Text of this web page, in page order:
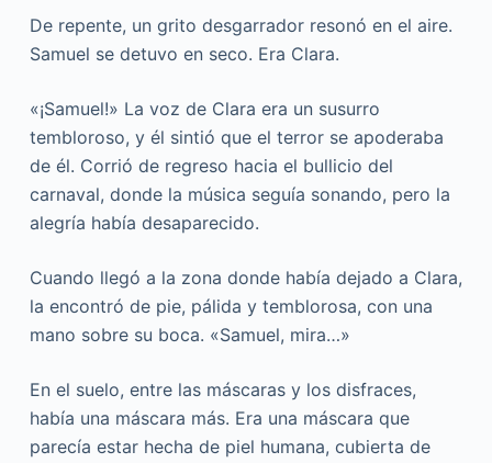
De repente, un grito desgarrador resonó en el aire.
Samuel se detuvo en seco. Era Clara.
«¡Samuel!» La voz de Clara era un susurro
tembloroso, y él sintió que el terror se apoderaba
de él. Corrió de regreso hacia el bullicio del
carnaval, donde la música seguía sonando, pero la
alegría había desaparecido.
Cuando llegó a la zona donde había dejado a Clara,
la encontró de pie, pálida y temblorosa, con una
mano sobre su boca. «Samuel, mira…»
En el suelo, entre las máscaras y los disfraces,
había una máscara más. Era una máscara que
parecía estar hecha de piel humana, cubierta de